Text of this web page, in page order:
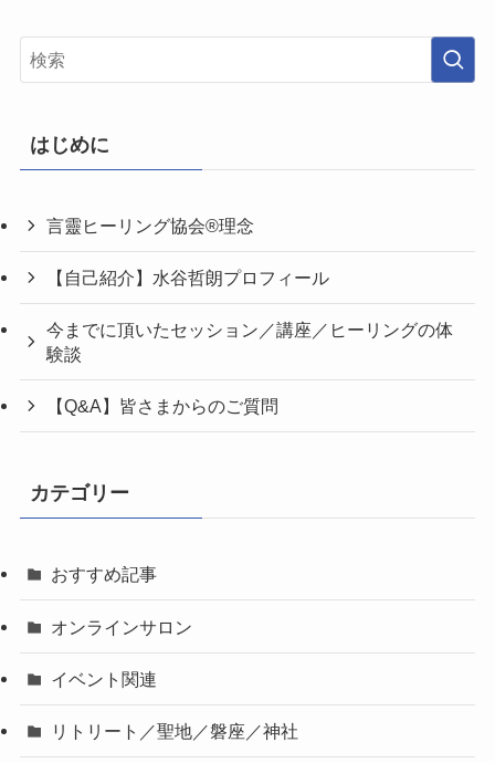
はじめに
言靈ヒーリング協会®理念
【自己紹介】水谷哲朗プロフィール
今までに頂いたセッション／講座／ヒーリングの体
験談
【Q&A】皆さまからのご質問
カテゴリー
おすすめ記事
オンラインサロン
イベント関連
リトリート／聖地／磐座／神社